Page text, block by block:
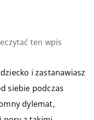
ten wpis
i zastanawiasz
siebie podczas
dylemat,